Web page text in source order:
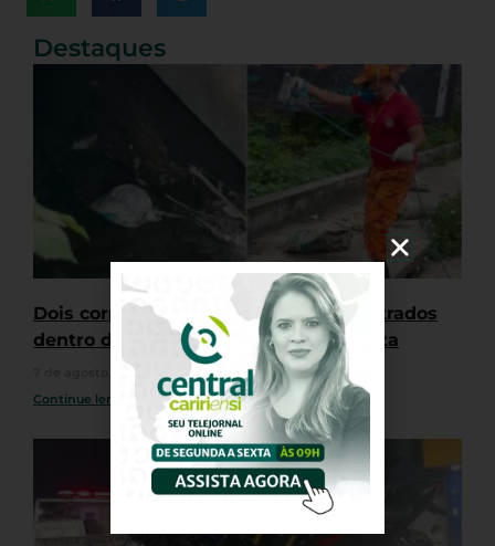
Destaques
Dois corpos esquartejados são encontrados
dentro de sacos em canal em Fortaleza
7 de agosto, 2026
Nenhum comentário
Continue lendo »